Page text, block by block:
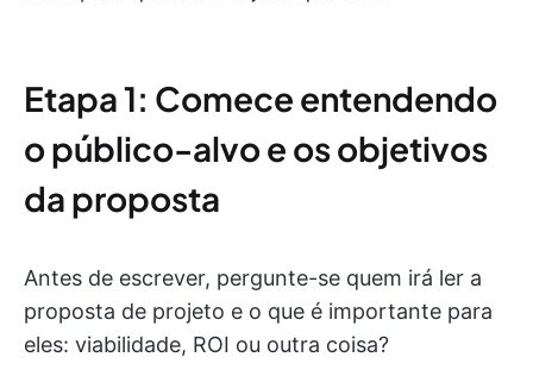
Etapa 1: Comece entendendo
o público-alvo e os objetivos
da proposta
Antes de escrever, pergunte-se quem irá ler a
proposta de projeto e o que é importante para
eles: viabilidade, ROI ou outra coisa?